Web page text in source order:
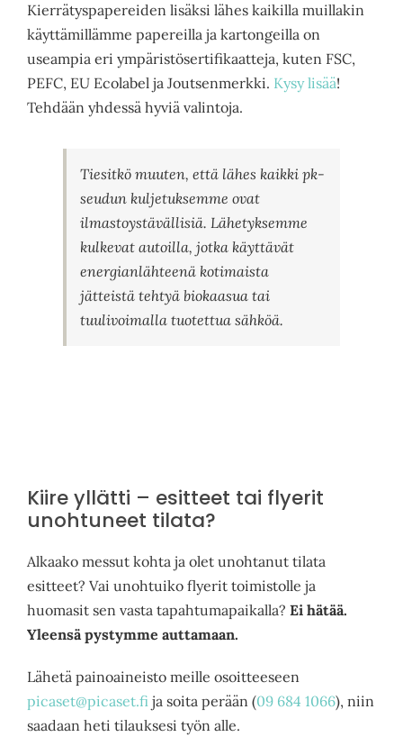
Kierrätyspapereiden lisäksi lähes kaikilla muillakin
käyttämillämme papereilla ja kartongeilla on
useampia eri ympäristösertifikaatteja, kuten FSC,
PEFC, EU Ecolabel ja Joutsenmerkki. Kysy lisää!
Tehdään yhdessä hyviä valintoja.
Tiesitkö muuten, että lähes kaikki pk-
seudun kuljetuksemme ovat
ilmastoystävällisiä. Lähetyksemme
kulkevat autoilla, jotka käyttävät
energianlähteenä kotimaista
jätteistä tehtyä biokaasua tai
tuulivoimalla tuotettua sähköä.
Kiire yllätti – esitteet tai flyerit
unohtuneet tilata?
Alkaako messut kohta ja olet unohtanut tilata
esitteet? Vai unohtuiko flyerit toimistolle ja
huomasit sen vasta tapahtumapaikalla? Ei hätää.
Yleensä pystymme auttamaan.
Lähetä painoaineisto meille osoitteeseen
picaset@picaset.fi ja soita perään (09 684 1066), niin
saadaan heti tilauksesi työn alle.